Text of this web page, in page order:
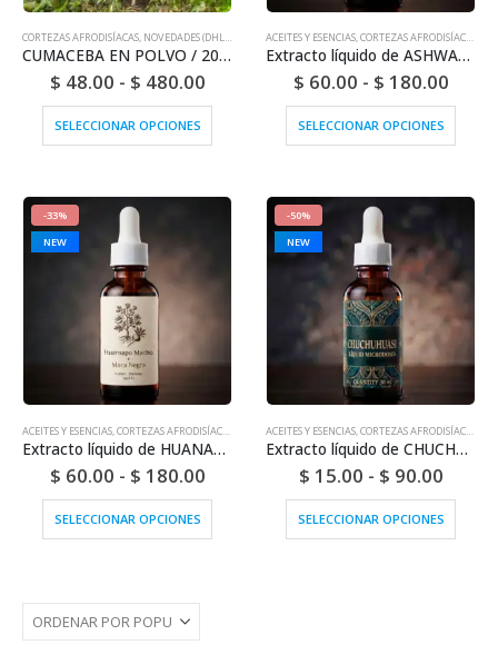
CORTEZAS AFRODISÍACAS, NOVEDADES (DHL O FEDEX)
CUMACEBA EN POLVO / 200gr a 1kg - (Swartzia Polyphila) 100% Pura Corteza Natural
$ 48.00 - $ 480.00
SELECCIONAR OPCIONES
ACEITES Y ESENCIAS,CORTEZAS AFRODISÍACAS
Extracto líquido de ASHWAGANDHA para microdosificación - (Withania somnifera) | 100 % puro, original y sin diluir
$ 60.00 - $ 180.00
SELECCIONAR OPCIONES
-33%
NEW
ACEITES Y ESENCIAS,CORTEZAS AFRODISÍACAS NOVEDADES (DHL O FEDEX)
Extracto líquido de HUANARPO MACHO + MACA NEGRA para microdosificación | 100 % puro, original y sin diluir
$ 60.00 - $ 180.00
SELECCIONAR OPCIONES
-50%
NEW
ACEITES Y ESENCIAS,CORTEZAS AFRODISÍACAS
Extracto líquido de CHUCHUHUASI para microdosis - (Maytenus laevis) | 100 % puro, original y sin diluir
$ 15.00 - $ 90.00
SELECCIONAR OPCIONES